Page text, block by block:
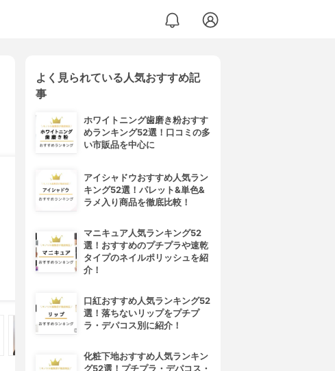
よく見られている人気おすすめ記
事
ホワイトニング歯磨き粉おすす
めランキング52選！口コミの多
い市販品を中心に
アイシャドウおすすめ人気ラン
キング52選！パレット&単色&
ラメ入り商品を徹底比較！
マニキュア人気ランキング52
選！おすすめのプチプラや速乾
タイプのネイルポリッシュを紹
介！
口紅おすすめ人気ランキング52
選！落ちないリップをプチプ
ラ・デパコス別に紹介！
化粧下地おすすめ人気ランキン
グ52選！プチプラ・デパコス・